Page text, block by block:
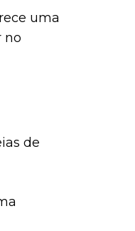
uma
no
de